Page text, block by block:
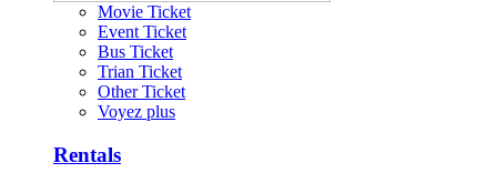
Movie Ticket
Event Ticket
Bus Ticket
Trian Ticket
Other Ticket
Voyez plus
Rentals